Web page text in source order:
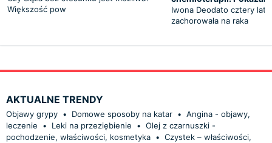
Większość pow
Iwona Deodato cztery
zachorowała na raka
AKTUALNE TRENDY
Objawy grypy • Domowe sposoby na katar • Angina - objawy,
leczenie
• Leki na przeziębienie • Olej z czarnuszki -
pochodzenie, właściwości, kosmetyka • Czystek – właściwości,